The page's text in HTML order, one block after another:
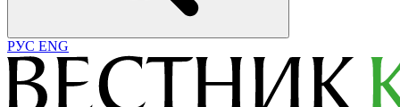
РУС ENG